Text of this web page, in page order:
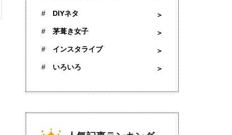
DIYネタ
茅葺き女子
インスタライブ
いろいろ